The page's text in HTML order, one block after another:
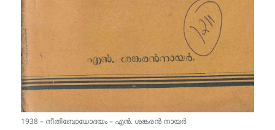
1938 – നീതിബോധോദയം – എൻ. ശങ്കരൻ നായർ